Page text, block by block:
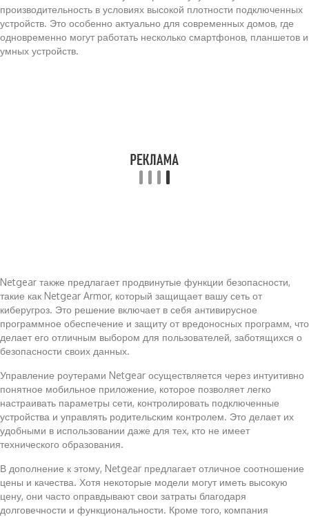
производительность в условиях высокой плотности подключенных
устройств. Это особенно актуально для современных домов, где
одновременно могут работать несколько смартфонов, планшетов и
умных устройств.
Netgear также предлагает продвинутые функции безопасности,
такие как Netgear Armor, который защищает вашу сеть от
киберугроз. Это решение включает в себя антивирусное
программное обеспечение и защиту от вредоносных программ, что
делает его отличным выбором для пользователей, заботящихся о
безопасности своих данных.
Управление роутерами Netgear осуществляется через интуитивно
понятное мобильное приложение, которое позволяет легко
настраивать параметры сети, контролировать подключенные
устройства и управлять родительским контролем. Это делает их
удобными в использовании даже для тех, кто не имеет
технического образования.
В дополнение к этому, Netgear предлагает отличное соотношение
цены и качества. Хотя некоторые модели могут иметь высокую
цену, они часто оправдывают свои затраты благодаря
долговечности и функциональности. Кроме того, компания